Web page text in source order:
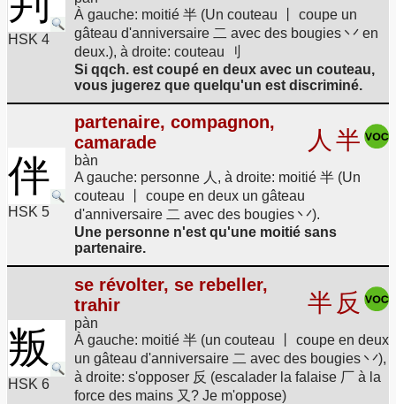
HSK 4
À gauche: moitié 半 (Un couteau 丨 coupe un
gâteau d'anniversaire 二 avec des bougies 丷 en
deux.), à droite: couteau 刂
Si qqch. est coupé en deux avec un couteau,
vous jugerez que quelqu'un est discriminé.
伴
HSK 5
partenaire, compagnon,
camarade
bàn
人 半
A gauche: personne 人, à droite: moitié 半 (Un
couteau 丨 coupe en deux un gâteau
d'anniversaire 二 avec des bougies 丷).
Une personne n'est qu'une moitié sans
partenaire.
叛
HSK 6
se révolter, se rebeller,
trahir
pàn
半 反
À gauche: moitié 半 (un couteau 丨 coupe en deux
un gâteau d'anniversaire 二 avec des bougies 丷),
à droite: s'opposer 反 (escalader la falaise 厂 à la
force des mains 又? Je m'oppose)